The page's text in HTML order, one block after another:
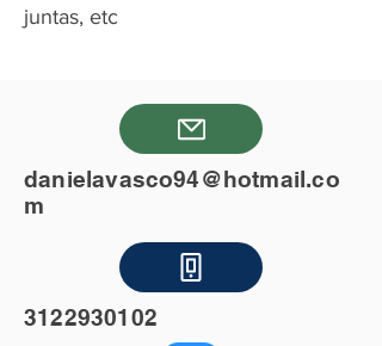
juntas, etc
danielavasco94@hotmail.co
m
3122930102